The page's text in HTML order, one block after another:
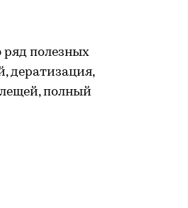
полезных
дератизация,
полный